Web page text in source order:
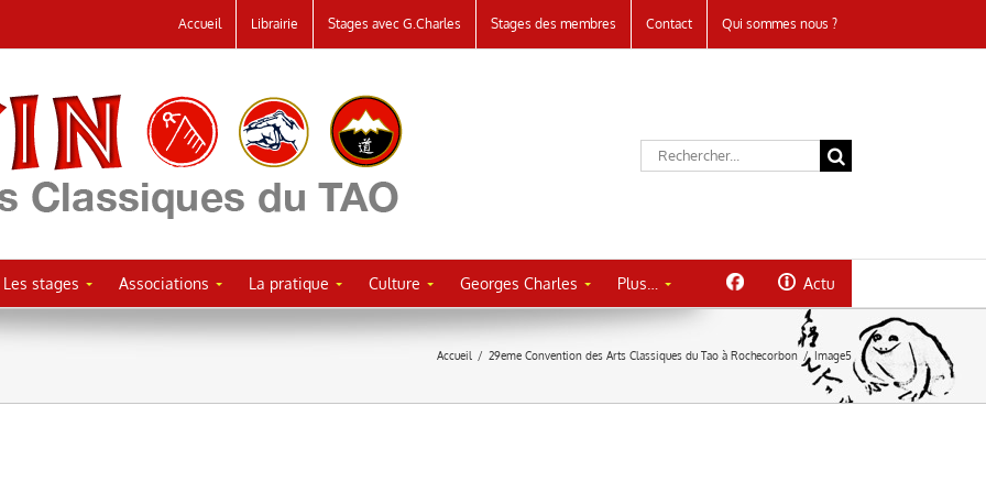
Accueil Librairie Stages avec G.Charles Stages des membres Contact Qui sommes nous ?
Rechercher:
Les stages Associations La pratique Culture Georges Charles Plus… Actu
Accueil / 29eme Convention des Arts Classiques du Tao à Rochecorbon / Image5